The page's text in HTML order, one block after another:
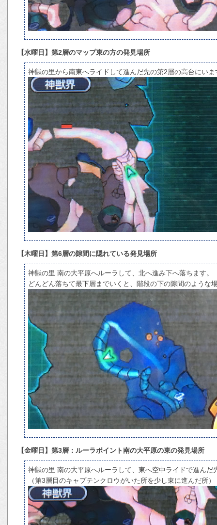
【水曜日】第2層のマップ東の方の発見場所
神獣の里から南東へライドして進んだ先の第2層の高台にいま
【木曜日】第6層の隙間に隠れている発見場所
神獣の里 南の大平原へルーラして、北へ進み下へ落ちます。
どんどん落ちて最下層までいくと、階段の下の隙間のような
【金曜日】第3層：ルーラポイント南の大平原の東の発見場所
神獣の里 南の大平原へルーラして、東へ空中ライドで進んだ
（第3層目のキャプテンクロウがいた所を少し東に進んだ所）